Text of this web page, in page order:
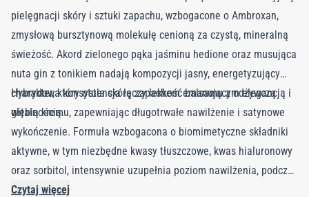
pielęgnacji skóry i sztuki zapachu, wzbogacone o Ambroxan,
zmysłową bursztynową molekułę cenioną za czystą, mineralną
świeżość. Akord zielonego pąka jaśminu hedione oraz musująca
nuta gin z tonikiem nadają kompozycji jasny, energetyzujący
charakter, który otula skórę zapachem emanującym elegancją i
witalnością.
Hybrydowa konsystencja łączy lekkość balsamu z odżywczą
głębią kremu, zapewniając długotrwałe nawilżenie i satynowe
wykończenie. Formuła wzbogacona o biomimetyczne składniki
aktywne, w tym niezbędne kwasy tłuszczowe, kwas hialuronowy
oraz sorbitol, intensywnie uzupełnia poziom nawilżenia, podczas
gdy fitosterole, skwalan, olej jojoba i masło shea przywracają
Czytaj więcej